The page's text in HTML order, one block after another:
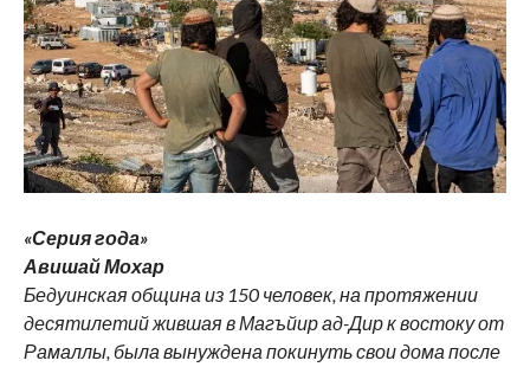
«Серия года»
Авишай Мохар
Бедуинская община из 150 человек, на протяжении
десятилетий жившая в Магъйир ад-Дир к востоку от
Рамаллы, была вынуждена покинуть свои дома после